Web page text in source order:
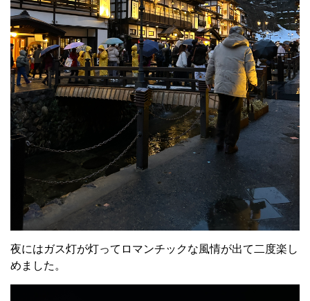
夜にはガス灯が灯ってロマンチックな風情が出て二度楽し
めました。